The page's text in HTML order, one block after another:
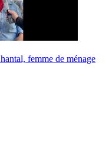
femme de ménage